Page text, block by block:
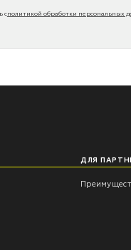
сполитикой обработки персональных
ДЛЯ